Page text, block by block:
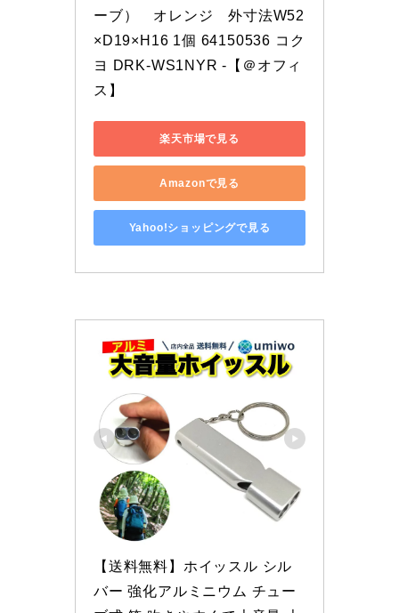
ーブ）　オレンジ　外寸法W52
×D19×H16 1個 64150536 コク
ヨ DRK-WS1NYR -【＠オフィ
ス】
楽天市場で見る
Amazonで見る
Yahoo!ショッピングで見る
【送料無料】ホイッスル シル
バー 強化アルミニウム チュー